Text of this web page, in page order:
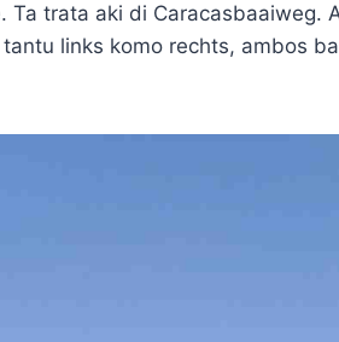
Ta trata aki di Caracasbaaiweg.
links komo rechts, ambos